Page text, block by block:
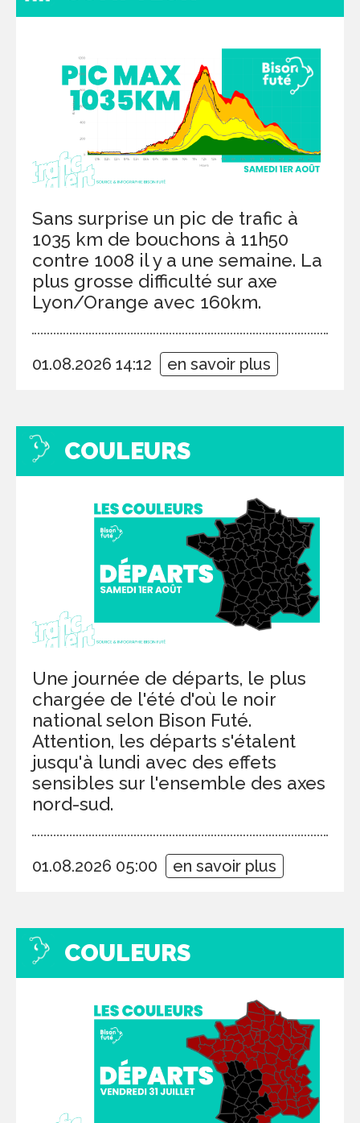
Sans surprise un pic de trafic à
1035 km de bouchons à 11h50
contre 1008 il y a une semaine. La
plus grosse difficulté sur axe
Lyon/Orange avec 160km.
01.08.2026 14:12 en savoir plus
COULEURS
Une journée de départs, le plus
chargée de l'été d'où le noir
national selon Bison Futé.
Attention, les départs s'étalent
jusqu'à lundi avec des effets
sensibles sur l'ensemble des axes
nord-sud.
01.08.2026 05:00 en savoir plus
COULEURS